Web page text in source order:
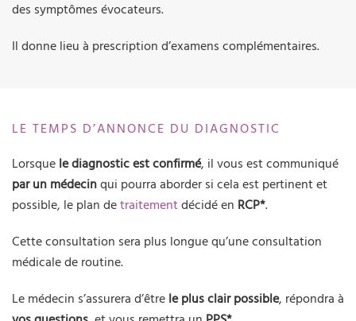
des symptômes évocateurs.
Il donne lieu à prescription d’examens complémentaires.
LE TEMPS D’ANNONCE DU DIAGNOSTIC
Lorsque le diagnostic est confirmé, il vous est communiqué
par un médecinqui pourra aborder si cela est pertinent et
possible, le plan detraitementdécidé en RCP*.
Cette consultation sera plus longue qu’une consultation
médicale de routine.
Le médecin s’assurera d’être le plus clair possible, répondra à